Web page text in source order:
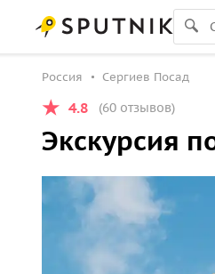
Россия Сергиев Посад
4.8 (60 отзывов)
Экскурсия